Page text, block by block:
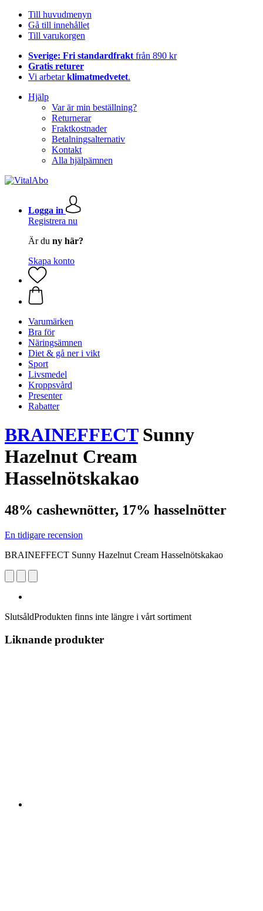
Till huvudmenyn
Gå till innehållet
Till varukorgen
Sverige: Fri standardfrakt från 890 kr
Gratis returer
Vi arbetarklimatmedvetet.
Hjälp
Var är min beställning?
Returnerar
Fraktkostnader
Betalningsalternativ
Kontakt
Alla hjälpämnen
Logga in
Registrera nu
Är du ny här?
Skapa konto
Varumärken
Bra för
Näringsämnen
Diet & gå ner i vikt
Sport
Livsmedel
Kroppsvård
Presenter
Rabatter
BRAINEFFECTSunny
Hazelnut Cream
Hasselnötskakao
48% cashewnötter, 17% hasselnötter
En tidigare recension
BRAINEFFECT Sunny Hazelnut Cream Hasselnötskakao
SlutsåldProdukten finns inte längre i vårt sortiment
Liknande produkter